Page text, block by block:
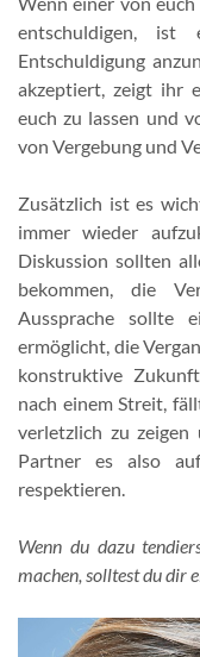
entschuldigen, ist
Entschuldigung
akzeptiert, zeigt ihr
euch zu lassen und
von Vergebung und
Zusätzlich ist es
immer wieder
Diskussion sollten
bekommen, die
Aussprache sollte
ermöglicht, die
konstruktive
nach einem Streit,
verletzlich zu
Partner es also
respektieren.
Wenn du dazu
machen, solltest du dir